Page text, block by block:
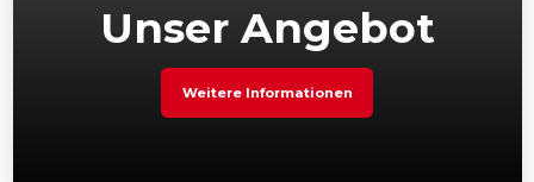
Unser Angebot
Weitere Informationen